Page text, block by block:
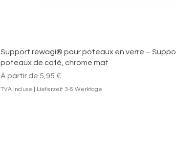
Aperçu rapide
Support rewagi® pour poteaux en verre –
poteaux de café, chrome mat
À partir de 5,95 €
Prix promotionnel
TVA Incluse Lieferzeit 3-5 Werktage